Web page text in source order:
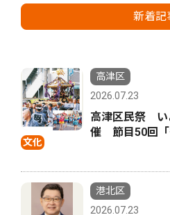
新着記
文化
高津区
2026.07.23
高津区民祭 い
催 節目50回「
港北区
2026.07.23